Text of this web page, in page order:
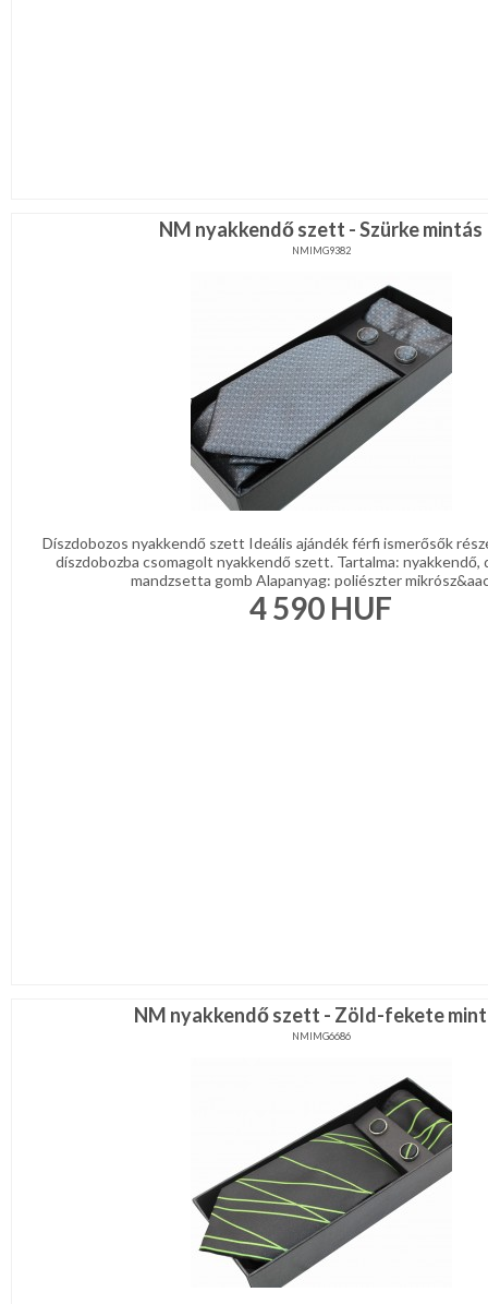
NM nyakkendő szett - Szürke mintás
NMIMG9382
Díszdobozos nyakkendő szett Ideális ajándék férfi ismerősők
díszdobozba csomagolt nyakkendő szett. Tartalma: nyakkendő,
mandzsetta gomb Alapanyag: poliészter
4 590 HUF
NM nyakkendő szett - Zöld-fekete
NMIMG6686